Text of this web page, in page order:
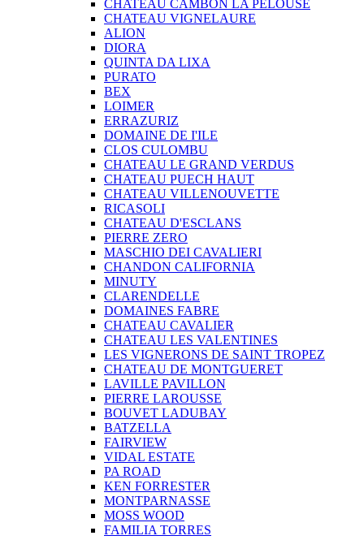
CHATEAU CAMBON LA PELOUSE
CHATEAU VIGNELAURE
ALION
DIORA
QUINTA DA LIXA
PURATO
BEX
LOIMER
ERRAZURIZ
DOMAINE DE I'ILE
CLOS CULOMBU
CHATEAU LE GRAND VERDUS
CHATEAU PUECH HAUT
CHATEAU VILLENOUVETTE
RICASOLI
CHATEAU D'ESCLANS
PIERRE ZERO
MASCHIO DEI CAVALIERI
CHANDON CALIFORNIA
MINUTY
CLARENDELLE
DOMAINES FABRE
CHATEAU CAVALIER
CHATEAU LES VALENTINES
LES VIGNERONS DE SAINT TROPEZ
CHATEAU DE MONTGUERET
LAVILLE PAVILLON
PIERRE LAROUSSE
BOUVET LADUBAY
BATZELLA
FAIRVIEW
VIDAL ESTATE
PA ROAD
KEN FORRESTER
MONTPARNASSE
MOSS WOOD
FAMILIA TORRES